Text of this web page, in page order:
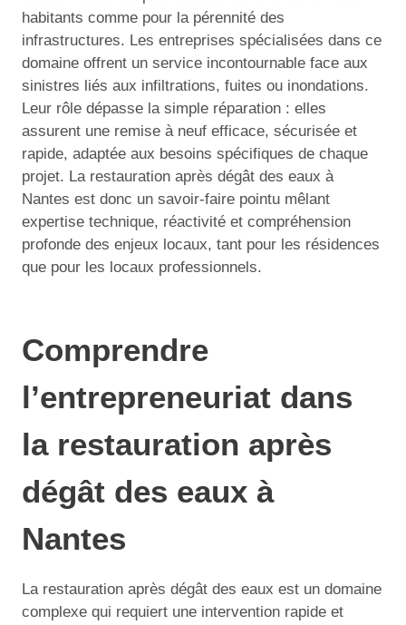
habitants comme pour la pérennité des
infrastructures. Les entreprises spécialisées dans ce
domaine offrent un service incontournable face aux
sinistres liés aux infiltrations, fuites ou inondations.
Leur rôle dépasse la simple réparation : elles
assurent une remise à neuf efficace, sécurisée et
rapide, adaptée aux besoins spécifiques de chaque
projet. La restauration après dégât des eaux à
Nantes est donc un savoir-faire pointu mêlant
expertise technique, réactivité et compréhension
profonde des enjeux locaux, tant pour les résidences
que pour les locaux professionnels.
Comprendre
l’entrepreneuriat dans
la restauration après
dégât des eaux à
Nantes
La restauration après dégât des eaux est un domaine
complexe qui requiert une intervention rapide et